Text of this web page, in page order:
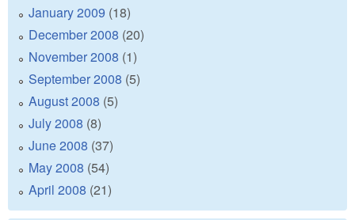
January 2009 (18)
December 2008 (20)
November 2008 (1)
September 2008 (5)
August 2008 (5)
July 2008 (8)
June 2008 (37)
May 2008 (54)
April 2008 (21)